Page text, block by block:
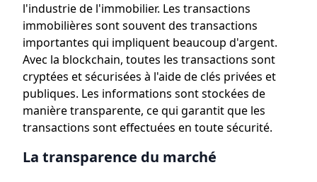
l'industrie de l'immobilier. Les transactions
immobilières sont souvent des transactions
importantes qui impliquent beaucoup d'argent.
Avec la blockchain, toutes les transactions sont
cryptées et sécurisées à l'aide de clés privées et
publiques. Les informations sont stockées de
manière transparente, ce qui garantit que les
transactions sont effectuées en toute sécurité.
La transparence du marché